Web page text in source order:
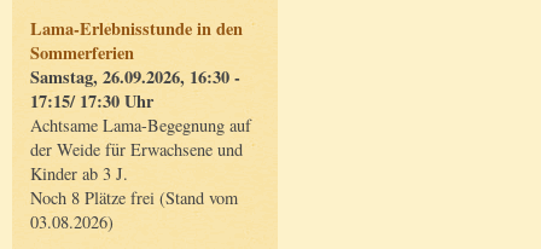
Lama-Erlebnisstunde in den
Sommerferien
Samstag, 26.09.2026, 16:30 -
17:15/ 17:30 Uhr
Achtsame Lama-Begegnung auf
der Weide für Erwachsene und
Kinder ab 3 J.
Noch 8 Plätze frei (Stand vom
03.08.2026)